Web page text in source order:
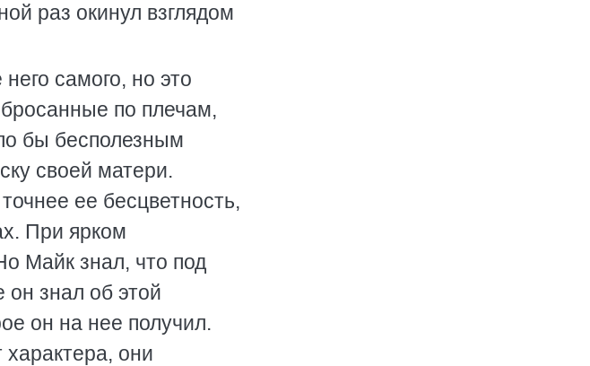
раз окинул взглядом
самого, но это
по плечам,
бы бесполезным
своей матери.
ее бесцветность,
При ярком
Майк знал, что под
он знал об этой
он на нее получил.
они